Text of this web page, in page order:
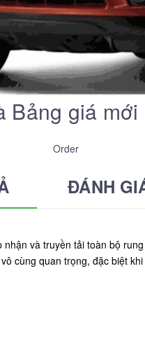
Bảng giá mới
Order
ĐÁNH
và truyền tải toàn bộ
cùng quan trọng, đặc biệt